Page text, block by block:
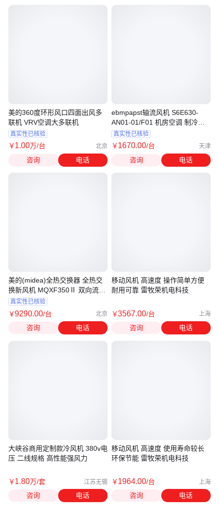
美的360度环形风口四面出风多
联机 VRV空调大多联机
真实性已核验
￥1.00万/台 北京
咨询 电话
美的(midea)全热交换器 全热交
换新风机 MQXF350Ⅱ 双向流除
霾机
真实性已核验
￥9290.00/台 北京
咨询 电话
大峡谷商用定制款冷风机 380v电
压 二线规格 高性能强风力
￥1.80万/套 江苏无锡
咨询 电话
ebmpapst轴流风机 S6E630-
AN01-01/F01 机房空调 制冷设
备风扇
真实性已核验
￥1670.00/台 天津
咨询 电话
移动风机 高速度 操作简单方便
耐用可靠 雷牧荣机电科技
￥3567.00/台 上海
咨询 电话
移动风机 高速度 使用寿命较长
环保节能 雷牧荣机电科技
￥1964.00/台 上海
咨询 电话